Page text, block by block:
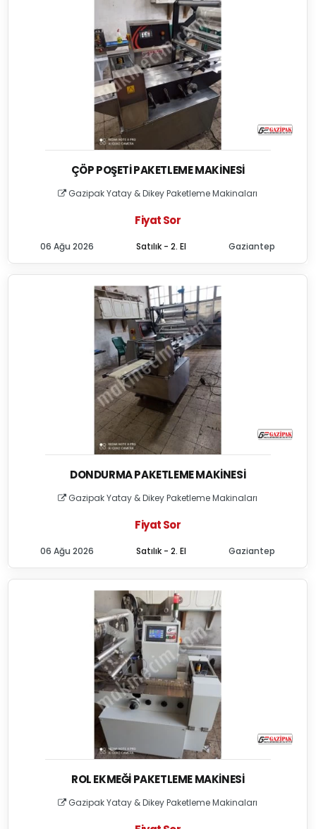
ÇÖP POŞETI PAKETLEME MAKINESI
Gazipak Yatay & Dikey Paketleme Makinaları
Fiyat Sor
Satılık - 2. El
06 Ağu 2026 Gaziantep
DONDURMA PAKETLEME MAKINESI
Gazipak Yatay & Dikey Paketleme Makinaları
Fiyat Sor
Satılık - 2. El
06 Ağu 2026 Gaziantep
ROL EKMEĞI PAKETLEME MAKINESI
Gazipak Yatay & Dikey Paketleme Makinaları